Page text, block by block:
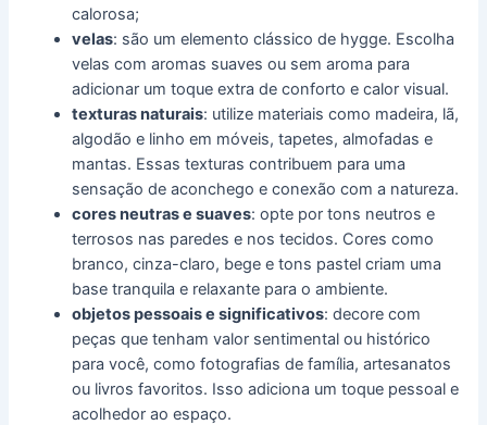
calorosa;
velas: são um elemento clássico de hygge. Escolha
velas com aromas suaves ou sem aroma para
adicionar um toque extra de conforto e calor visual.
texturas naturais: utilize materiais como madeira, lã,
algodão e linho em móveis, tapetes, almofadas e
mantas. Essas texturas contribuem para uma
sensação de aconchego e conexão com a natureza.
cores neutras e suaves: opte por tons neutros e
terrosos nas paredes e nos tecidos. Cores como
branco, cinza-claro, bege e tons pastel criam uma
base tranquila e relaxante para o ambiente.
objetos pessoais e significativos: decore com
peças que tenham valor sentimental ou histórico
para você, como fotografias de família, artesanatos
ou livros favoritos. Isso adiciona um toque pessoal e
acolhedor ao espaço.